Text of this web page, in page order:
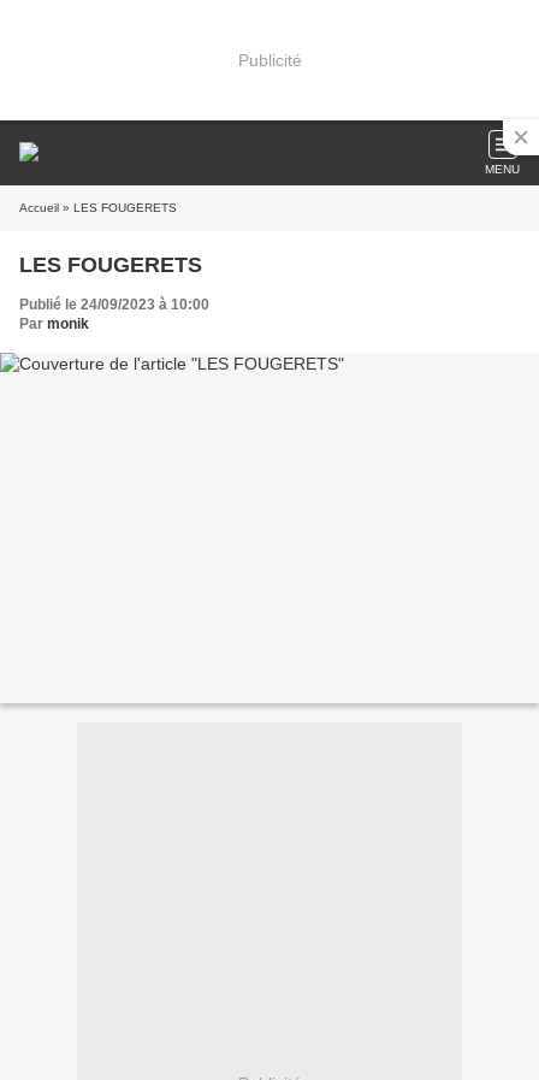
Publicité
MENU
Accueil » LES FOUGERETS
LES FOUGERETS
Publié le 24/09/2023 à 10:00
Par monik